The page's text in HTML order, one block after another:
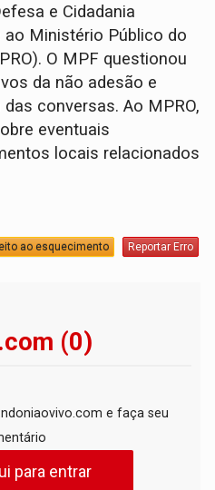
e Cidadania
ao Ministério Público do
O MPF questionou
da não adesão e
conversas. Ao MPRO,
eventuais
locais relacionados
ao esquecimento Reportar Erro
(0)
e faça seu
para entrar